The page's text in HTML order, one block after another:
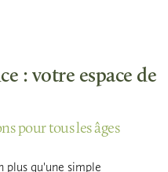
: votre espace de
pour tous les âges
plus qu'une simple